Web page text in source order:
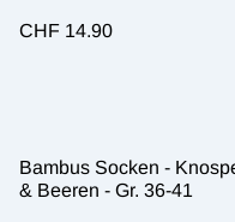
CHF 14.90
Bambus Socken -
& Beeren - Gr. 36-41